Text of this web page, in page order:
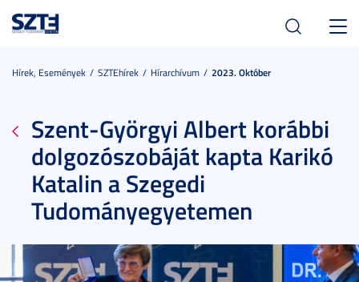
Hírek, Események SZTEhírek Hírarchívum 2023. Október
Szent-Györgyi Albert korábbi
dolgozószobáját kapta Karikó
Katalin a Szegedi
Tudományegyetemen